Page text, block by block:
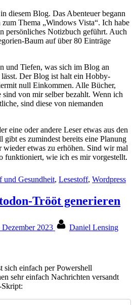
diesem Blog. Das Abenteuer begann
Thema „Windows Vista“. Ich habe
persönliches Notizbuch geführt. Auch
Baum auf über 80 Einträge
und Tiefen, was sich im Blog an
Der Blog ist halt ein Hobby-
null Einkommen. Alle Bücher,
von mir selber bezahlt. Wenn ich
sind diese von niemanden
eine oder andere Leser etwas aus den
es zumindest bereits eine Planung
wieder etwas zu erhöhen. Sind wir mal
funktioniert, wie ich es mir vorgestellt.
und Gesundheit, Lesestoff, Wordpress
Trööt generieren
Dezember 2023
Daniel Lensing
sich einfach per Powershell
sehr einfach Nachrichten versandt